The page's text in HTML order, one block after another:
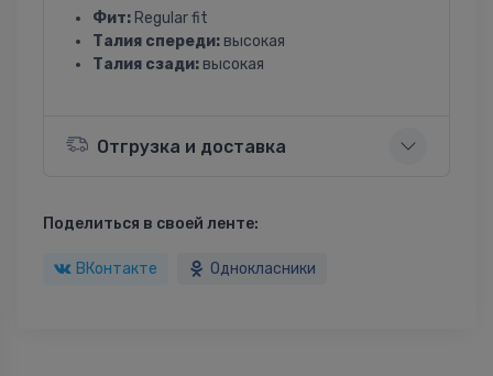
Фит: Regular fit
Талия спереди: высокая
Талия сзади: высокая
Отгрузка и доставка
Поделиться в своей ленте:
ВКонтакте Однокласники